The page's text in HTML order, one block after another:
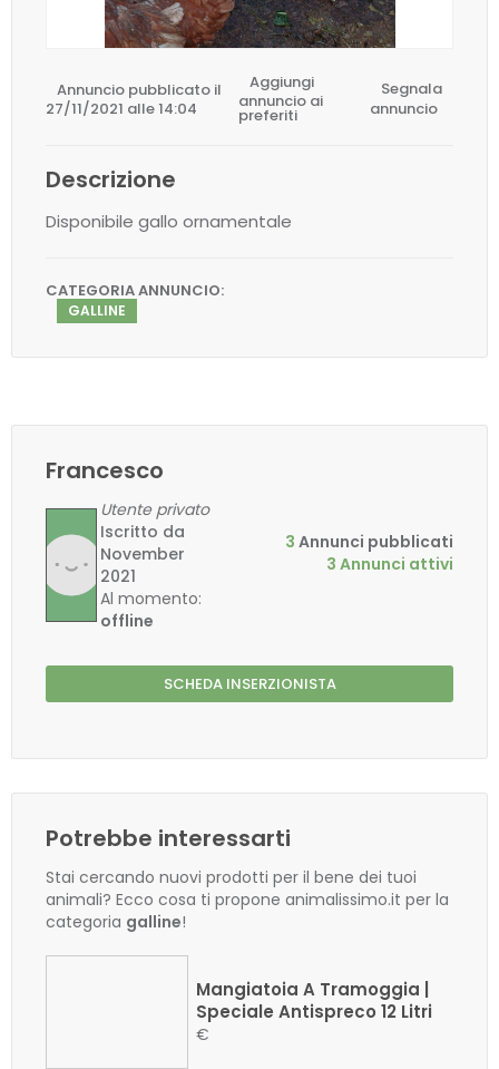
Annuncio pubblicato il
27/11/2021 alle 14:04
Aggiungi
annuncio ai
preferiti
Segnala
annuncio
Descrizione
Disponibile gallo ornamentale
CATEGORIA ANNUNCIO:
GALLINE
Francesco
Utente privato
Iscritto da
November
2021
Al momento:
offline
3 Annunci pubblicati
3 Annunci attivi
SCHEDA INSERZIONISTA
Potrebbe interessarti
Stai cercando nuovi prodotti per il bene dei tuoi
animali? Ecco cosa ti propone animalissimo.it per la
categoria galline!
Mangiatoia A Tramoggia |
Speciale Antispreco 12 Litri
€